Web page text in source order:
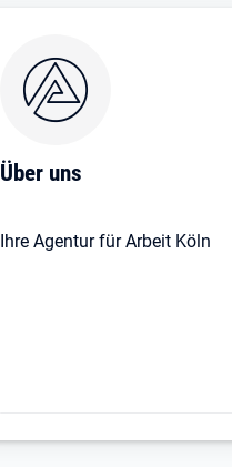
Öffnet in neuem Tab
Über uns
Ihre Agentur für Arbeit Köln